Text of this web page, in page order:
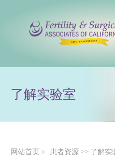
了解实验室
网站首页 > 患者资源 >> 了解实